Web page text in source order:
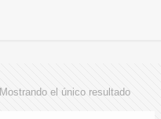
Mostrando el único resultado